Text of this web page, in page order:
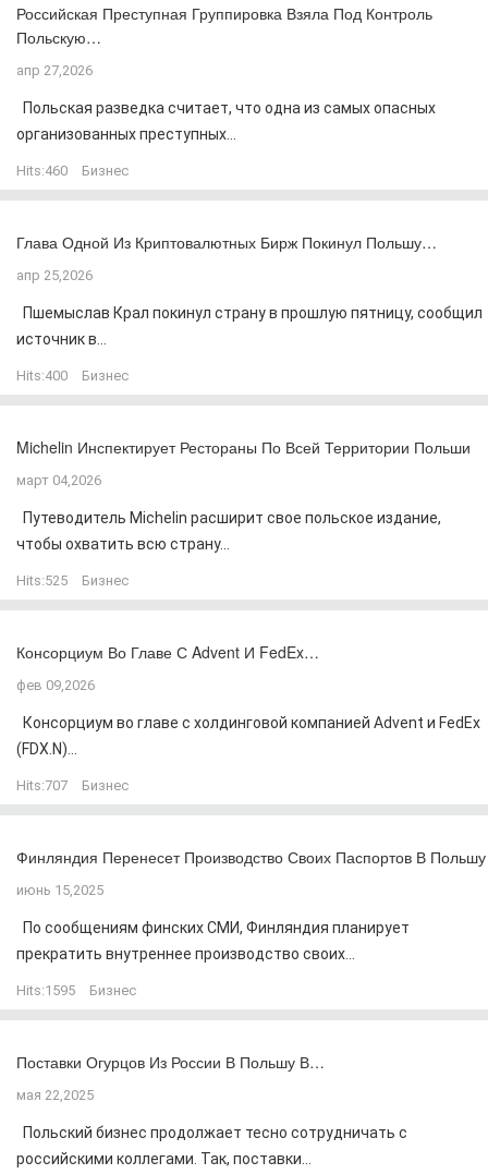
Российская Преступная Группировка Взяла Под Контроль
Польскую…
апр 27,2026
Польская разведка считает, что одна из самых опасных
организованных преступных...
Hits:460 Бизнес
Глава Одной Из Криптовалютных Бирж Покинул Польшу…
апр 25,2026
Пшемыслав Крал покинул страну в прошлую пятницу, сообщил
источник в...
Hits:400 Бизнес
Michelin Инспектирует Рестораны По Всей Территории Польши
март 04,2026
Путеводитель Michelin расширит свое польское издание,
чтобы охватить всю страну...
Hits:525 Бизнес
Консорциум Во Главе С Advent И FedEx…
фев 09,2026
Консорциум во главе с холдинговой компанией Advent и FedEx
(FDX.N)...
Hits:707 Бизнес
Финляндия Перенесет Производство Своих Паспортов В Польшу
июнь 15,2025
По сообщениям финских СМИ, Финляндия планирует
прекратить внутреннее производство своих...
Hits:1595 Бизнес
Поставки Огурцов Из России В Польшу В…
мая 22,2025
Польский бизнес продолжает тесно сотрудничать с
российскими коллегами. Так, поставки...